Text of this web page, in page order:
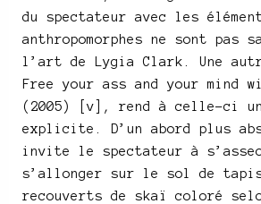
du spectateur avec les
anthropomorphes ne sont pas
l’art de Lygia Clark. Une
Free your ass and your mind
(2005) [v], rend à celle-ci un
explicite. D’un abord plus
invite le spectateur à
s’allonger sur le sol de tapis
recouverts de skaï coloré